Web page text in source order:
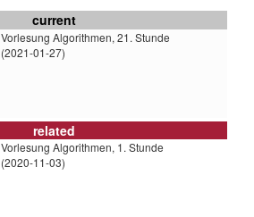
current
Vorlesung Algorithmen, 21. Stunde
(2021-01-27)
related
Vorlesung Algorithmen, 1. Stunde
(2020-11-03)